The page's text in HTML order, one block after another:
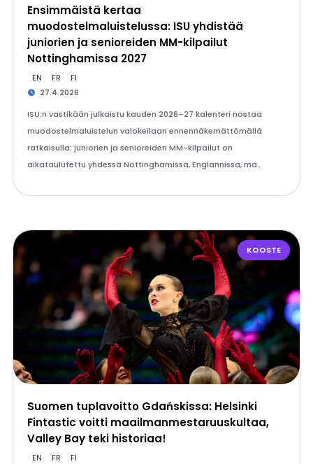
Ensimmäistä kertaa
muodostelmaluistelussa: ISU yhdistää
juniorien ja senioreiden MM-kilpailut
Nottinghamissa 2027
EN FR FI
27.4.2026
ISU:n vastikään julkaistu kauden 2026–27 kalenteri nostaa
muodostelmaluistelun valokeilaan ennennäkemättömällä
ratkaisulla: juniorien ja senioreiden MM-kilpailut on
aikataulutettu yhdessä Nottinghamissa, Englannissa, ma…
KOOSTE
Suomen tuplavoitto Gdańskissa: Helsinki
Fintastic voitti maailmanmestaruuskultaa,
Valley Bay teki historiaa!
EN FR FI